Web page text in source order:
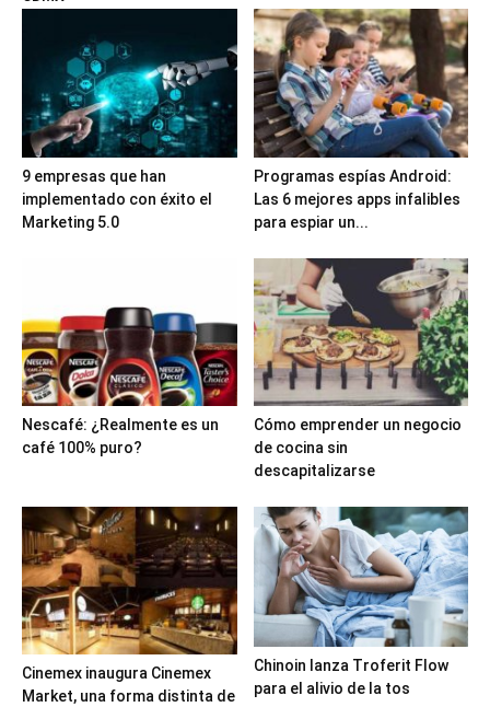
9 empresas que han
implementado con éxito el
Marketing 5.0
Programas espías Android:
Las 6 mejores apps infalibles
para espiar un...
Nescafé: ¿Realmente es un
café 100% puro?
Cómo emprender un negocio
de cocina sin
descapitalizarse
Cinemex inaugura Cinemex
Market, una forma distinta de
Chinoin lanza Troferit Flow
para el alivio de la tos